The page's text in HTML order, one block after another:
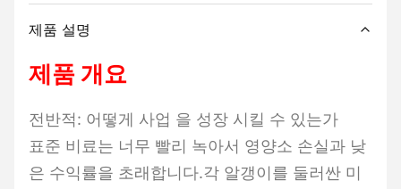
제품 설명
제품 개요
전반적: 어떻게 사업 을 성장 시킬 수 있는가
표준 비료는 너무 빨리 녹아서 영양소 손실과 낮
은 수익률을 초래합니다.각 알갱이를 둘러싼 미